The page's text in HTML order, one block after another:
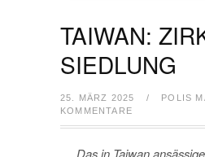
TAIWAN:
SIEDLUNG
25. MÄRZ 2025 / POLIS
KOMMENTARE
Das in Taiwan